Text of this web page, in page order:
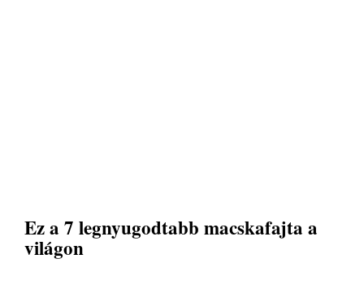
Ez a 7 legnyugodtabb macskafajta a
világon